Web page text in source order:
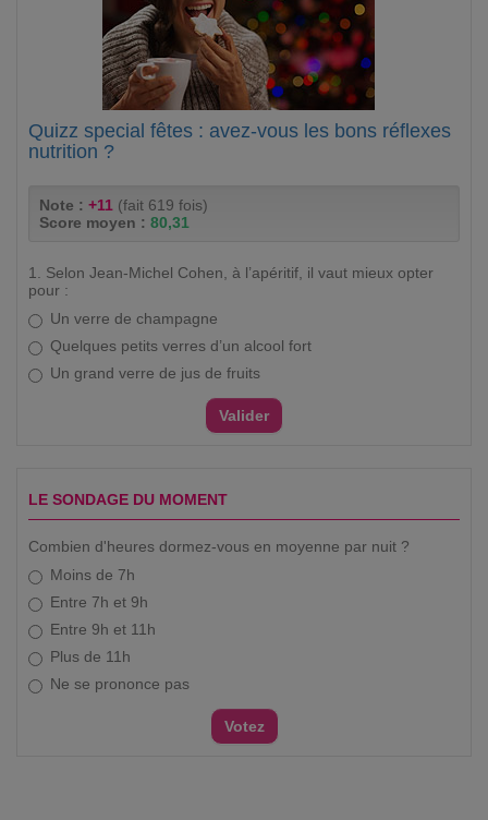
Quizz special fêtes : avez-vous les bons réflexes
nutrition ?
Note : +11 (fait 619 fois)
Score moyen : 80,31
1. Selon Jean-Michel Cohen, à l’apéritif, il vaut mieux opter
pour :
Un verre de champagne
Quelques petits verres d’un alcool fort
Un grand verre de jus de fruits
LE SONDAGE DU MOMENT
Combien d'heures dormez-vous en moyenne par nuit ?
Moins de 7h
Entre 7h et 9h
Entre 9h et 11h
Plus de 11h
Ne se prononce pas